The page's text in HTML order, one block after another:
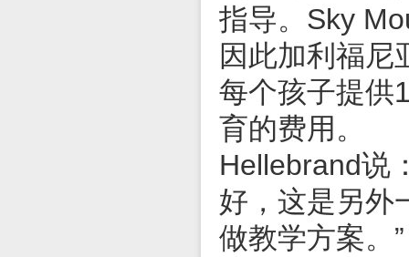
指导。Sky
因此加利福尼
每个孩子提供
育的费用。
Hellebrand说
好，这是另外
做教学方案。”